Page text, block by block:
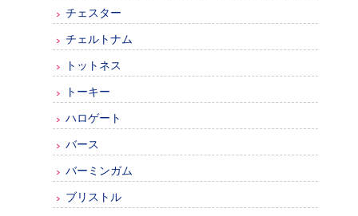
チェスター
チェルトナム
トットネス
トーキー
ハロゲート
バース
バーミンガム
ブリストル